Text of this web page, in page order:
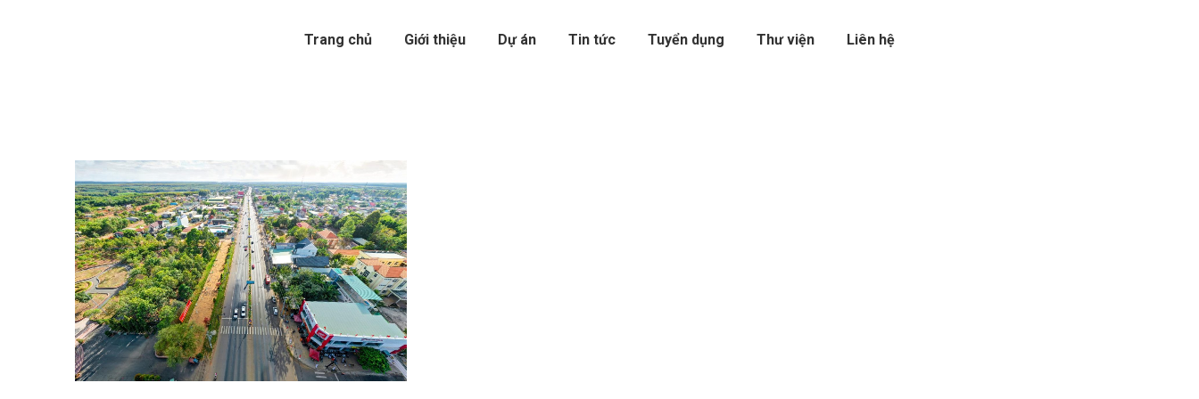
Trang chủ Giới thiệu Dự án Tin tức Tuyển dụng Thư viện Liên hệ